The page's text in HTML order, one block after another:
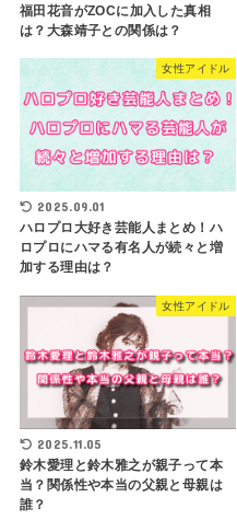
福田花音がZOCに加入した真相
は？大森靖子との関係は？
女性アイドル
2025.09.01
ハロプロ大好き芸能人まとめ！ハ
ロプロにハマる有名人が続々と増
加する理由は？
女性アイドル
2025.11.05
鈴木愛理と鈴木雅之が親子って本
当？関係性や本当の父親と母親は
誰？